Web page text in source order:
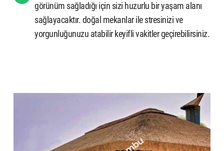
görünüm sağladığı için sizi huzurlu bir yaşam alanı
sağlayacaktır. doğal mekanlar ile stresinizi ve
yorgunluğunuzu atabilir keyifli vakitler geçirebilirsiniz.